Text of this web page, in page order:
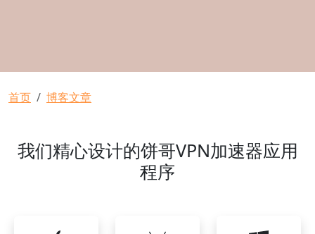
面包屑
首页 博客文章
我们精心设计的饼哥VPN加速器应用
程序